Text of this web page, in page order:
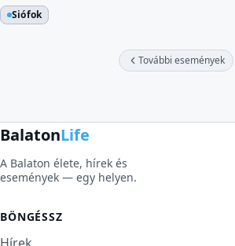
Siófok
További események
BalatonLife
A Balaton élete, hírek és
események — egy helyen.
BÖNGÉSSZ